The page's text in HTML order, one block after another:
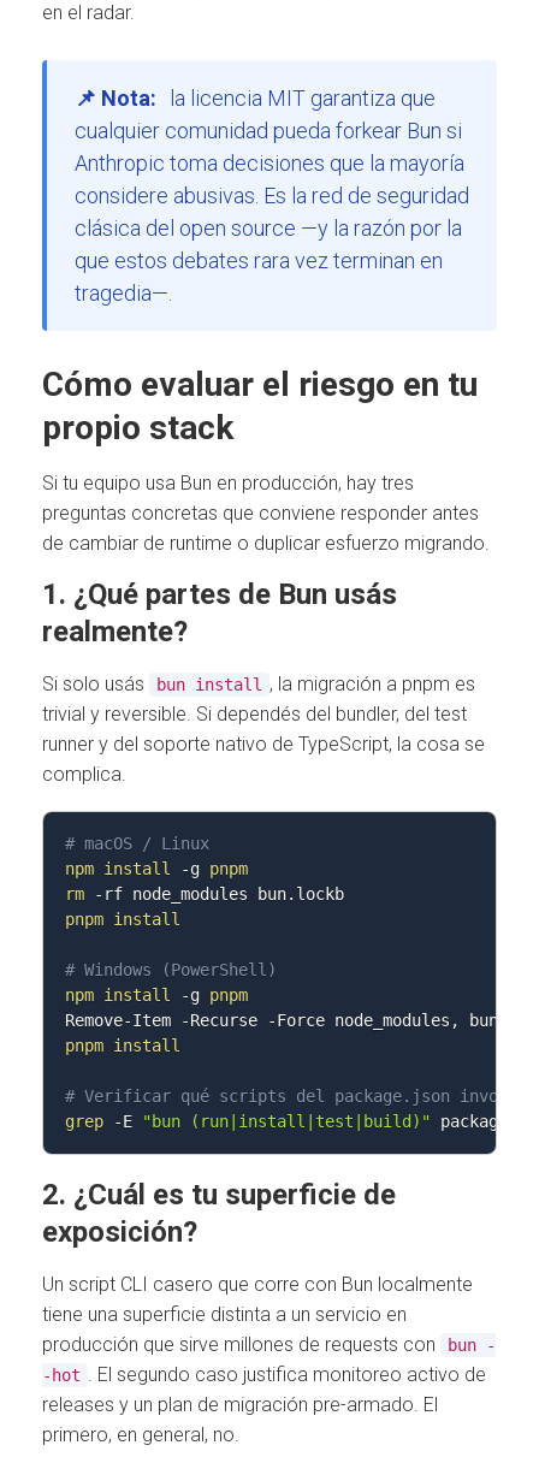
en el radar.
📌 Nota:
la licencia MIT garantiza que
cualquier comunidad pueda forkear Bun si
Anthropic toma decisiones que la mayoría
considere abusivas. Es la red de seguridad
clásica del open source —y la razón por la
que estos debates rara vez terminan en
tragedia—.
Cómo evaluar el riesgo en tu
propio stack
Si tu equipo usa Bun en producción, hay tres
preguntas concretas que conviene responder antes
de cambiar de runtime o duplicar esfuerzo migrando.
1. ¿Qué partes de Bun usás
realmente?
Si solo usás bun install
, la migración a pnpm es
trivial y reversible. Si dependés del bundler, del test
runner y del soporte nativo de TypeScript, la cosa se
complica.
# macOS / Linux
npm install -g pnpm
rm
-rf
pnpm install
# Windows (PowerShell)
npm install -g pnpm
Remove-Item
-Recurse
-Force
pnpm install
# Verificar qué scripts del package.json invocan
grep
-E "bun (run|install|test|build)"
2. ¿Cuál es tu superficie de
exposición?
Un script CLI casero que corre con Bun localmente
tiene una superficie distinta a un servicio en
producción que sirve millones de requests con
bun -
-hot . El segundo caso justifica monitoreo activo de
releases y un plan de migración pre-armado. El
primero, en general, no.